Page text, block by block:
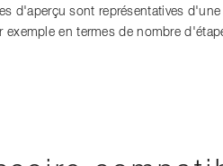
d'aperçu sont représentatives
en termes de nombre